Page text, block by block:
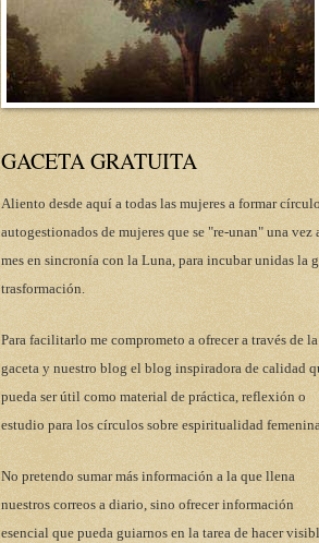
GACETA GRATUITA
Aliento desde aquí a todas las mujeres a formar
autogestionados de mujeres que se "re-unan" una vez
mes en sincronía con la Luna, para incubar unidas la
trasformación.
Para facilitarlo me comprometo a ofrecer a través de la
gaceta y nuestro blog el blog inspiradora de calidad
pueda ser útil como material de práctica, reflexión o
estudio para los círculos sobre espiritualidad
No pretendo sumar más información a la que llena
nuestros correos a diario, sino ofrecer información
esencial que pueda guiarnos en la tarea de hacer